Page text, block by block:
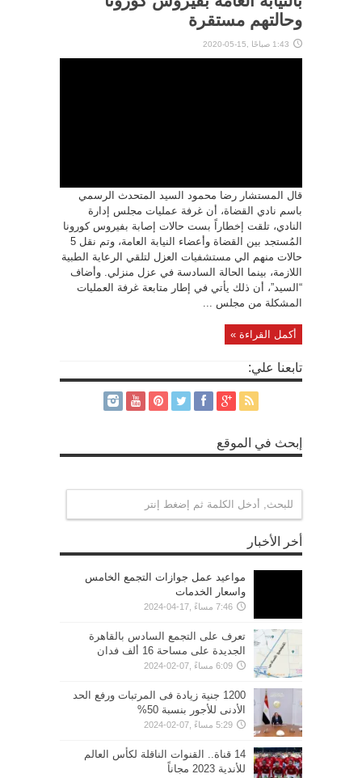
وحالتهم مستقرة
1:43 صباحًا ,15-05-2020
قال المستشار رضا محمود السيد المتحدث الرسمي
باسم نادي القضاة، أن غرفة عمليات مجلس إدارة
النادي، تلقت إخطاراً بست حالات إصابة بفيروس كورونا
المُستجد بين القضاة وأعضاء النيابة العامة، وتم نقل 5
حالات منهم الي مستشفيات العزل لتلقي الرعاية الطبية
اللازمة، بينما الحالة السادسة في عزل منزلي. وأضاف
“السيد”، أن ذلك يأتي في إطار متابعة غرفة العمليات
المشكلة من مجلس ...
أكمل القراءة »
تابعنا علي:
إبحث في الموقع
أخر الأخبار
مواعيد عمل جوازات التجمع الخامس
واسعار الخدمات
7:46 مساءً ,17-04-2024
تعرف على التجمع السادس بالقاهرة
الجديدة على مساحة 16 ألف فدان
6:09 مساءً ,07-02-2024
1200 جنية زيادة فى المرتبات ورفع الحد
الأدنى للأجور بنسبة 50%
5:29 مساءً ,07-02-2024
14 قناة.. القنوات الناقلة لكأس العالم
للأندية 2023 مجاناً